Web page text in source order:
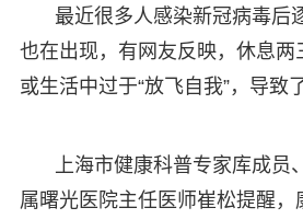
最近很多人感染新冠病毒后
也在出现，有网友反映，休息两
或生活中过于“放飞自我”，导致
上海市健康科普专家库成员
属曙光医院主任医师崔松提醒，